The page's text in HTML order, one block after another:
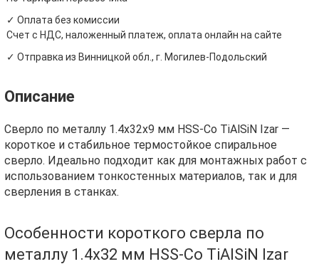
✓ Оплата без комиссии
Счет с НДС, наложенный платеж, оплата онлайн на сайте
✓ Отправка из Винницкой обл., г. Могилев-Подольский
Описание
Сверло по металлу 1.4х32х9 мм HSS-Co TiAlSiN Izar —
короткое и стабильное термостойкое спиральное
сверло. Идеально подходит как для монтажных работ с
использованием тонкостенных материалов, так и для
сверления в станках.
Особенности короткого сверла по
металлу 1.4х32 мм HSS-Co TiAlSiN Izar